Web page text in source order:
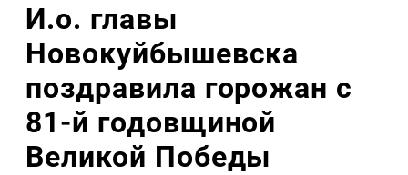
И.о. главы
Новокуйбышевска
поздравила горожан с
81-й годовщиной
Великой Победы